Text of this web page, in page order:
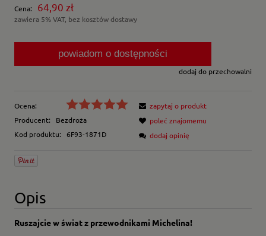
Cena: 64,90 zł
zawiera 5% VAT, bez kosztów dostawy
powiadom o dostępności
dodaj do przechowalni
Ocena:
Producent:
Bezdroża
Kod produktu:
6F93-1871D
zapytaj o produkt
poleć znajomemu
dodaj opinię
Opis
Ruszajcie w świat z przewodnikami Michelina!